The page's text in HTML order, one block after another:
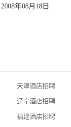
2008年08月18日
天津酒店招聘
辽宁酒店招聘
福建酒店招聘